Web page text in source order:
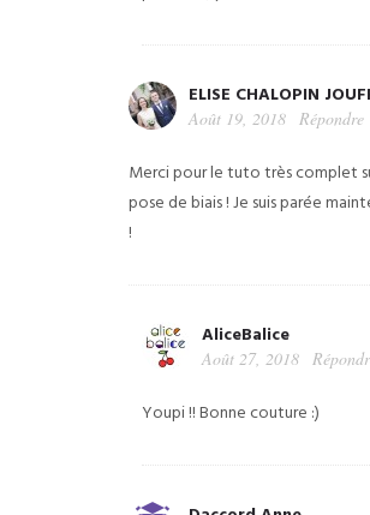
ELISE CHALOPIN
Août 19, 2018 Répondre
Merci pour le tuto très complet
pose de biais ! Je suis parée
!
AliceBalice
Août 27, 2018
Youpi !! Bonne couture :)